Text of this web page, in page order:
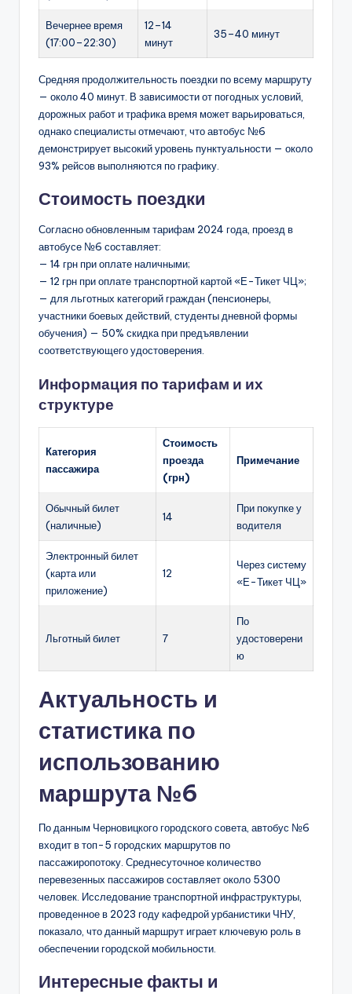
Вечернее время
(17:00–22:30)
12–14
минут
35–40 минут
Средняя продолжительность поездки по всему маршруту
— около 40 минут. В зависимости от погодных условий,
дорожных работ и трафика время может варьироваться,
однако специалисты отмечают, что автобус №6
демонстрирует высокий уровень пунктуальности — около
93% рейсов выполняются по графику.
Стоимость поездки
Согласно обновленным тарифам 2024 года, проезд в
автобусе №6 составляет:
— 14 грн при оплате наличными;
— 12 грн при оплате транспортной картой «Е-Тикет ЧЦ»;
— для льготных категорий граждан (пенсионеры,
участники боевых действий, студенты дневной формы
обучения) — 50% скидка при предъявлении
соответствующего удостоверения.
Информация по тарифам и их
структуре
Категория
пассажира
Стоимость
проезда
(грн)
Примечание
Обычный билет
(наличные)
14
При покупке у
водителя
Электронный билет
(карта или
приложение)
12
Через систему
«Е-Тикет ЧЦ»
Льготный билет 7
По
удостоверени
ю
Актуальность и
статистика по
использованию
маршрута №6
По данным Черновицкого городского совета, автобус №6
входит в топ-5 городских маршрутов по
пассажиропотоку. Среднесуточное количество
перевезенных пассажиров составляет около 5300
человек. Исследование транспортной инфраструктуры,
проведенное в 2023 году кафедрой урбанистики ЧНУ,
показало, что данный маршрут играет ключевую роль в
обеспечении городской мобильности.
Интересные факты и